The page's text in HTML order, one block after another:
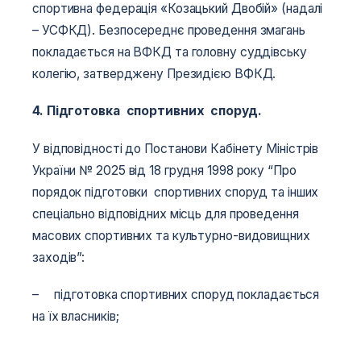
спортивна федерація «Козацький Двобій» (надалі
– УСФКД). Безпосереднє проведення змагань
покладається на ВФКД та головну суддівську
колегію, затверджену Президією ВФКД.
4. Підготовка спортивних споруд.
У відповідності до Постанови Кабінету Міністрів
України № 2025 від 18 грудня 1998 року “Про
порядок підготовки спортивних споруд та інших
спеціально відповідних місць для проведення
масових спортивних та культурно-видовищних
заходів”:
– підготовка спортивних споруд покладається
на їх власників;